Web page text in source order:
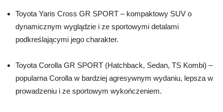
Toyota Yaris Cross GR SPORT – kompaktowy SUV o
dynamicznym wyglądzie i ze sportowymi detalami
podkreślającymi jego charakter.
Toyota Corolla GR SPORT (Hatchback, Sedan, TS Kombi) –
popularna Corolla w bardziej agresywnym wydaniu, lepsza w
prowadzeniu i ze sportowym wykończeniem.